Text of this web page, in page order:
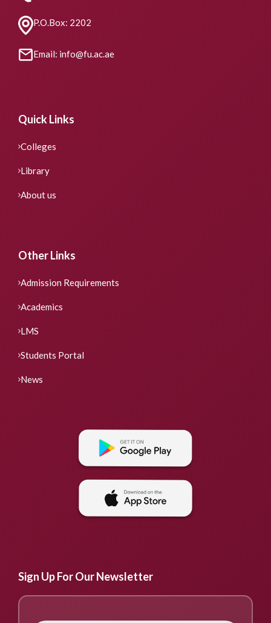
P.O.Box: 2202
Email: info@fu.ac.ae
Quick Links
Colleges
Library
About us
Other Links
Admission Requirements
Academics
LMS
Students Portal
News
Sign Up For Our Newsletter